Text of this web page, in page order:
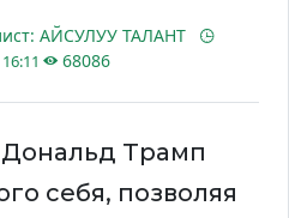
АЙСУЛУУ ТАЛАНТ
68086
Трамп
себя, позволяя